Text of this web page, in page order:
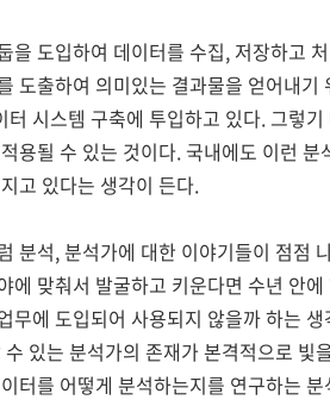
을 도입하여 데이터를 수집, 저장하고
도출하여 의미있는 결과물을 얻어내
시스템 구축에 투입하고 있다. 그렇
용될 수 있는 것이다. 국내에도 이런
고 있다는 생각이 든다.
분석, 분석가에 대한 이야기들이 점점
에 맞춰서 발굴하고 키운다면 수년 안
무에 도입되어 사용되지 않을까 하는
있는 분석가의 존재가 본격적으로
터를 어떻게 분석하는지를 연구하는